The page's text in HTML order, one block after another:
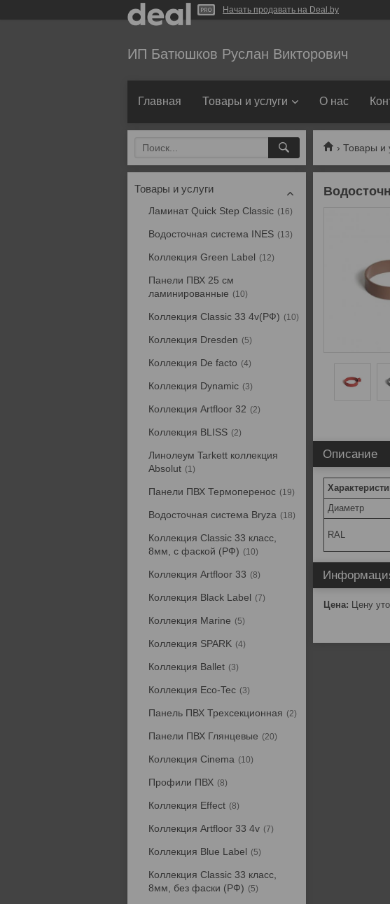
Начать продавать на Deal.by
ИП Батюшков Руслан Викторович
Главная Товары и услуги О нас
Товары и
Описание
Диаметр
RAL
Цена: Цену
Товары и услуги
Ламинат Quick Step Classic 16
Водосточная система INES 13
Коллекция Green Label 12
Панели ПВХ 25 см
ламинированные
10
Коллекция Classic 33 4v(РФ) 10
Коллекция Dresden 5
Коллекция De facto 4
Коллекция Dynamic 3
Коллекция Artfloor 32 2
Коллекция BLISS 2
Линолеум Tarkett коллекция
Absolut
1
Панели ПВХ Термоперенос 19
Водосточная система Bryza 18
Коллекция Classic 33 класс,
8мм, с фаской (РФ)
10
Коллекция Artfloor 33 8
Коллекция Black Label 7
Коллекция Marine 5
Коллекция SPARK 4
Коллекция Ballet 3
Коллекция Eco-Tec 3
Панель ПВХ Трехсекционная 2
Панели ПВХ Глянцевые 20
Коллекция Cinema 10
Профили ПВХ 8
Коллекция Effect 8
Коллекция Artfloor 33 4v 7
Коллекция Blue Label 5
Коллекция Classic 33 класс,
8мм, без фаски (РФ)
5